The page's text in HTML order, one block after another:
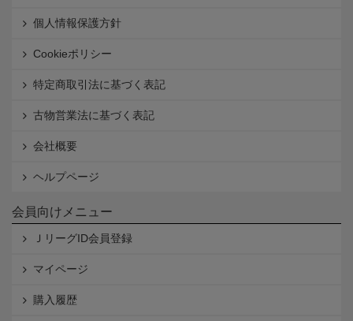
個人情報保護方針
Cookieポリシー
特定商取引法に基づく表記
古物営業法に基づく表記
会社概要
ヘルプページ
会員向けメニュー
ＪリーグID会員登録
マイページ
購入履歴